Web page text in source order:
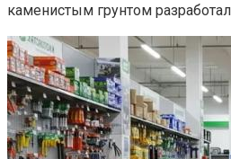
каменистым грунтом